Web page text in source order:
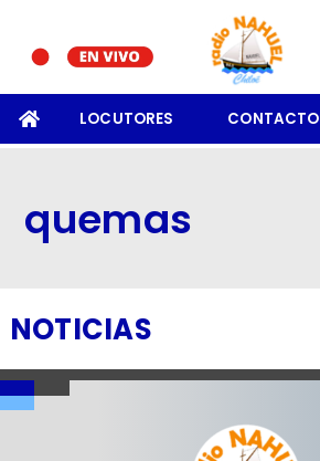
LOCUTORES CONTACTO
quemas
NOTICIAS